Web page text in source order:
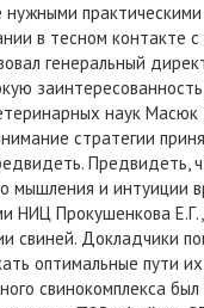
в тесном контакте
генеральный
наук Масюк
стратегии
Предвидеть,
мышления и интуиции
НИЦ Прокушенкова
свиней. Докладчики
оптимальные пути
свинокомплекса